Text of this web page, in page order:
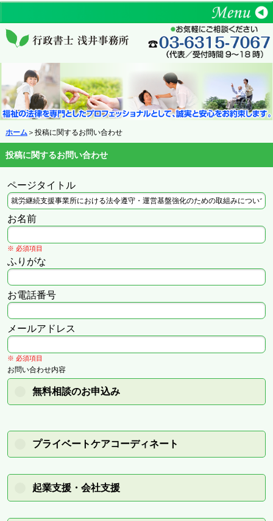
ホーム ＞投稿に関するお問い合わせ
投稿に関するお問い合わせ
ページタイトル
お名前
※ 必須項目
ふりがな
お電話番号
メールアドレス
※ 必須項目
お問い合わせ内容
無料相談のお申込み
プライベートケアコーディネート
起業支援・会社支援